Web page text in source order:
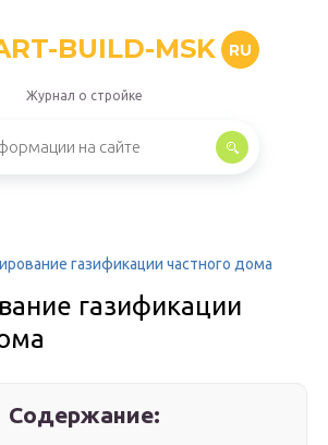
BUILD-MSK RU
Журнал о стройке
газификации частного дома
газификации
Содержание: